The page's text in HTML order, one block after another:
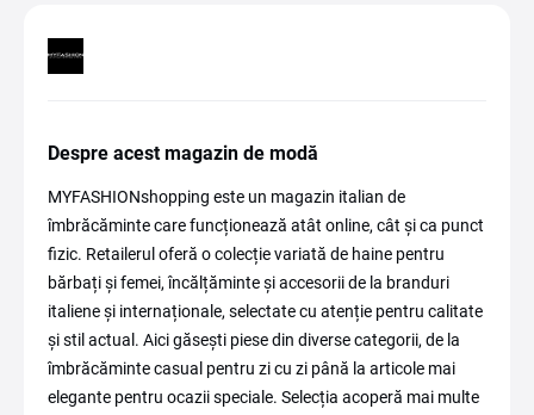
Despre acest magazin de modă
MYFASHIONshopping este un magazin italian de
îmbrăcăminte care funcționează atât online, cât și ca punct
fizic. Retailerul oferă o colecție variată de haine pentru
bărbați și femei, încălțăminte și accesorii de la branduri
italiene și internaționale, selectate cu atenție pentru calitate
și stil actual. Aici găsești piese din diverse categorii, de la
îmbrăcăminte casual pentru zi cu zi până la articole mai
elegante pentru ocazii speciale. Selecția acoperă mai multe